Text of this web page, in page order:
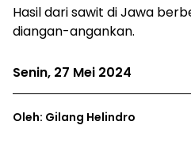
Hasil dari sawit di Jawa
diangan-angankan.
Senin, 27 Mei 2024
Oleh: Gilang Helindro